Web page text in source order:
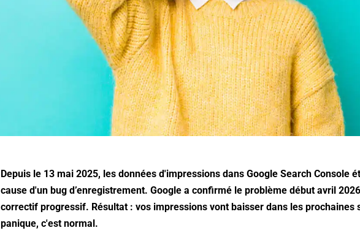
Depuis le 13 mai 2025, les données d'impressions dans Google Search Console
cause d'un bug d’enregistrement. Google a confirmé le problème début avril
correctif progressif. Résultat : vos impressions vont baisser dans les prochaines
panique, c'est normal.